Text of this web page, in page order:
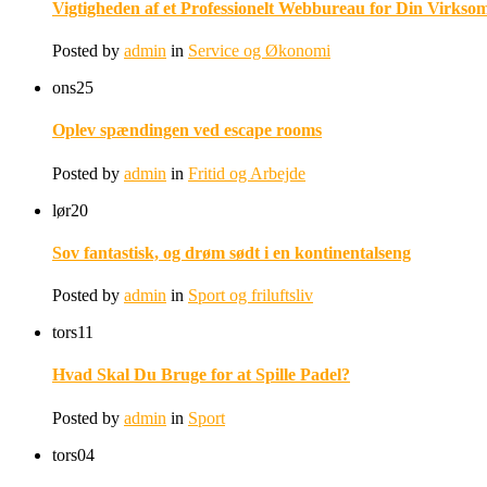
Vigtigheden af et Professionelt Webbureau for Din
Posted by admin in Service og Økonomi
ons25
Oplev spændingen ved escape rooms
Posted by admin in Fritid og Arbejde
lør20
Sov fantastisk, og drøm sødt i en kontinentalseng
Posted by admin in Sport og friluftsliv
tors11
Hvad Skal Du Bruge for at Spille Padel?
Posted by admin in Sport
tors04